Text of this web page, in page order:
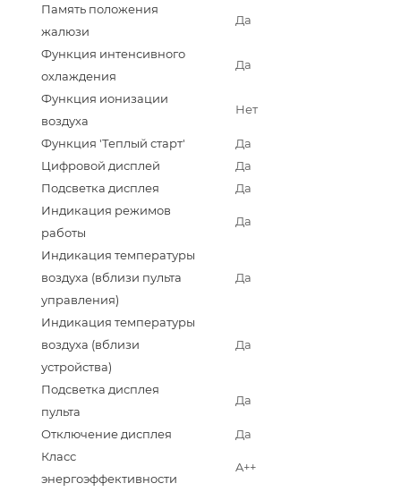
Память положения
жалюзи
Да
Функция интенсивного
охлаждения
Да
Функция ионизации
воздуха
Нет
Функция 'Теплый старт'
Да
Цифровой дисплей
Да
Подсветка дисплея
Да
Индикация режимов
работы
Да
Индикация температуры
воздуха (вблизи пульта
управления)
Да
Индикация температуры
воздуха (вблизи
устройства)
Да
Подсветка дисплея
пульта
Да
Отключение дисплея
Да
Класс
энергоэффективности
A++